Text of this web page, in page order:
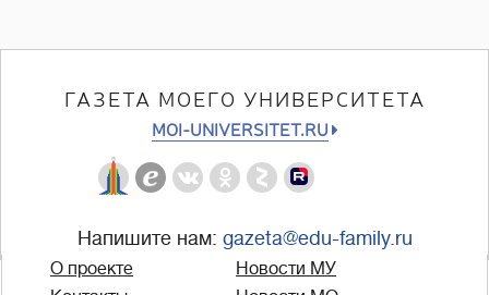
ГАЗЕТА МОЕГО УНИВЕРСИТЕТА
MOI-UNIVERSITET.RU
Напишите нам: gazeta@edu-family.ru
О проекте
Новости МУ